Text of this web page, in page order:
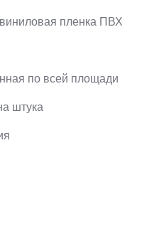
пленка ПВХ
по всей площади
штука